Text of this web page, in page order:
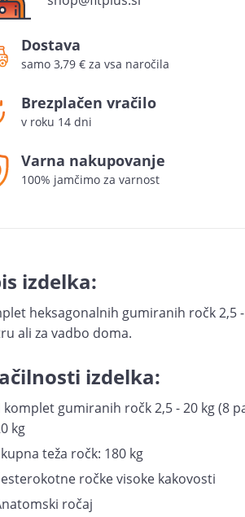
Dostava
samo 3,79 € za vsa naročila
Brezplačen vračilo
v roku 14 dni
Varna nakupovanje
100% jamčimo za varnost
izdelka:
heksagonalnih gumiranih ročk 2,5
ali za vadbo doma.
izdelka:
komplet gumiranih ročk 2,5 - 20 kg (8
kg
teža ročk: 180 kg
ročke visoke kakovosti
ročaj